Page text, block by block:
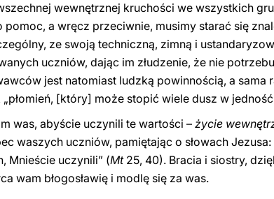
wewnętrznej kruchości we wszystkich
pomoc, a wręcz przeciwnie, musimy starać się
ze swoją techniczną, zimną i
uczniów, dając im złudzenie, że nie
jest natomiast ludzką powinnością, a
[który] może stopić wiele dusz w
was, abyście uczynili te wartości – życie
waszych uczniów, pamiętając o słowach
Mnieście uczynili” (Mt25, 40). Bracia i siostry,
wam błogosławię i modlę się za was.